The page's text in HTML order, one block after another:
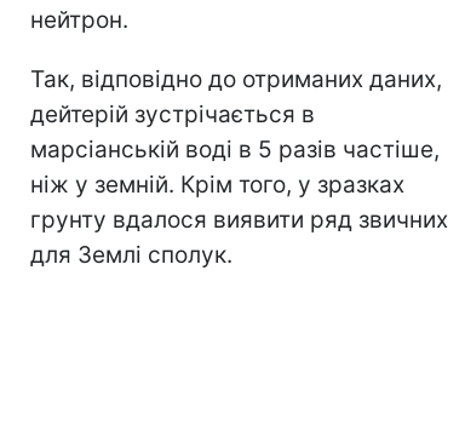
нейтрон.
Так, відповідно до отриманих даних,
дейтерій зустрічається в
марсіанській воді в 5 разів частіше,
ніж у земній. Крім того, у зразках
грунту вдалося виявити ряд звичних
для Землі сполук.